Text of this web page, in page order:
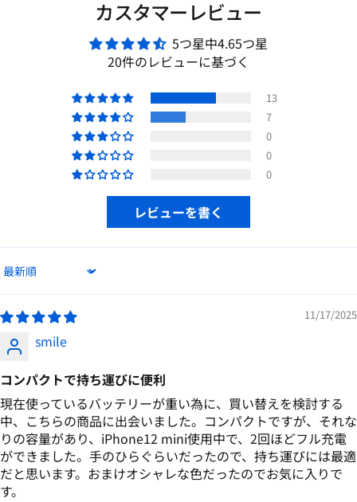
カスタマーレビュー
5つ星中4.65つ星
20件のレビューに基づく
13
7
0
0
0
レビューを書く
Sort by
11/17/2025
smile
コンパクトで持ち運びに便利
現在使っているバッテリーが重い為に、買い替えを検討する
中、こちらの商品に出会いました。コンパクトですが、それな
りの容量があり、iPhone12 mini使用中で、2回ほどフル充電
ができました。手のひらぐらいだったので、持ち運びには最適
だと思います。おまけオシャレな色だったのでお気に入りで
す。